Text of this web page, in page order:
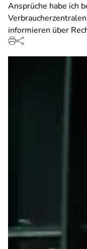
Ansprüche habe ich
informieren über